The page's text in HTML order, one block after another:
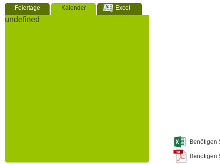
Feiertage Kalender Excel
undefined
Benötigen
Benötigen